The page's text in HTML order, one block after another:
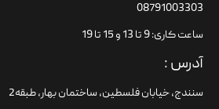
08791003303
ساعت کاری: 9 تا 13 و 15 تا 19
آدرس :
سنندج، خیابان فلسطین،‌ ساختمان بهار، طبقه2